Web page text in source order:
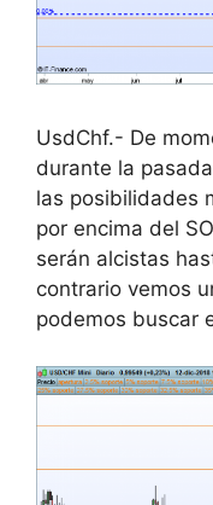
UsdChf.- De
durante la
las posibilidades
por encima del
serán alcistas
contrario vemos
podemos buscar